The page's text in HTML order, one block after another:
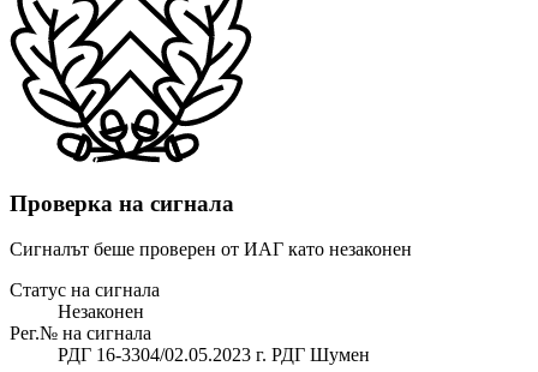
Проверка на сигнала
Сигналът беше проверен от ИАГ като незаконен
Статус на сигнала
Незаконен
Рег.№ на сигнала
РДГ 16-3304/02.05.2023 г. РДГ Шумен